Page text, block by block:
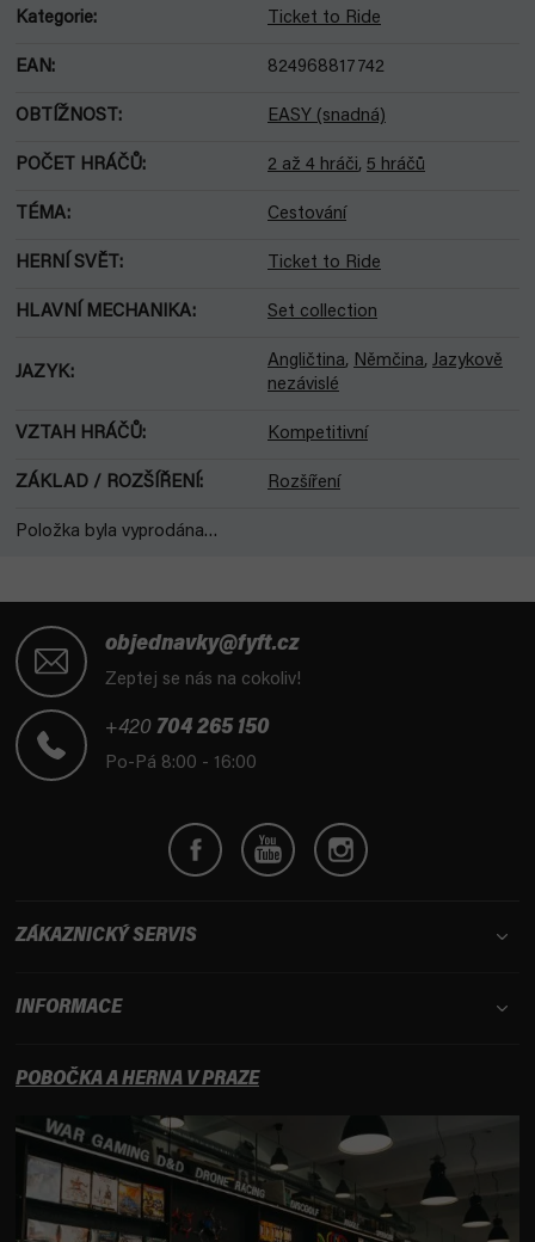
Kategorie: Ticket to Ride
EAN: 824968817742
OBTÍŽNOST : EASY (snadná)
POČET HRÁČŮ: 2 až 4 hráči, 5 hráčů
TÉMA: Cestování
HERNÍ SVĚT : Ticket to Ride
HLAVNÍ MECHANIKA: Set collection
JAZYK:
Angličtina, Němčina, Jazykově
nezávislé
VZTAH HRÁČŮ: Kompetitivní
ZÁKLAD / ROZŠÍŘENÍ: Rozšíření
Položka byla vyprodána…
objednavky@fyft.cz
Zeptej se nás na cokoliv!
+420 704 265 150
Po-Pá 8:00 - 16:00
ZÁKAZNICKÝ SERVIS
INFORMACE
POBOČKA A HERNA V PRAZE